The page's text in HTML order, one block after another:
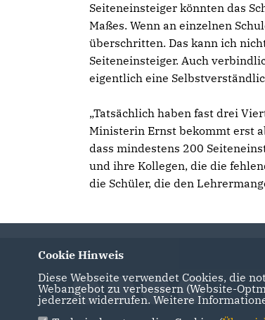
Seiteneinsteiger könnten das
Maßes. Wenn an einzelnen
überschritten. Das kann ich
Seiteneinsteiger. Auch
eigentlich eine
Tatsächlich haben fast drei
Ministerin Ernst bekommt erst
dass mindestens 200
und ihre Kollegen, die die
die Schüler, die den
Cookie Hinweis
Diese Webseite verwendet Cookies, die
Webangebot zu verbessern (Website-
jederzeit widerrufen. Weitere